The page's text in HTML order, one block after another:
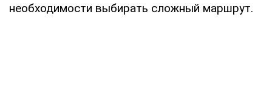
необходимости выбирать сложный маршрут.